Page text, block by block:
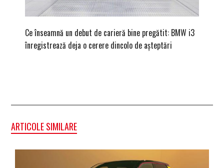
Ce înseamnă un debut de carieră bine pregătit: BMW i3
înregistrează deja o cerere dincolo de așteptări
ARTICOLE SIMILARE